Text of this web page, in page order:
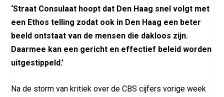
‘Straat Consulaat hoopt dat Den Haag snel volgt met
een Ethos telling zodat ook in Den Haag een beter
beeld ontstaat van de mensen die dakloos zijn.
Daarmee kan een gericht en effectief beleid worden
uitgestippeld.’
Na de storm van kritiek over de CBS cijfers vorige week